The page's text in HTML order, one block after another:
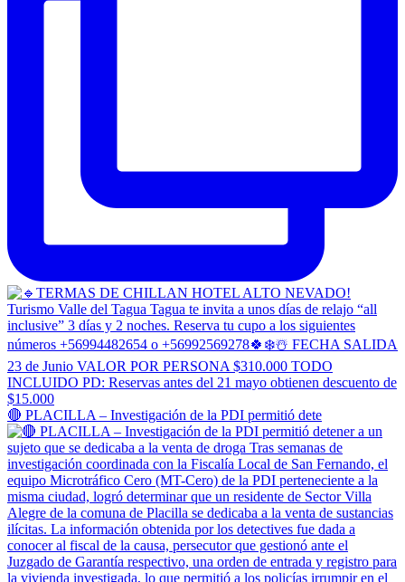
🔴 PLACILLA – Investigación de la PDI permitió dete